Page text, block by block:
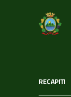
RECAPITI